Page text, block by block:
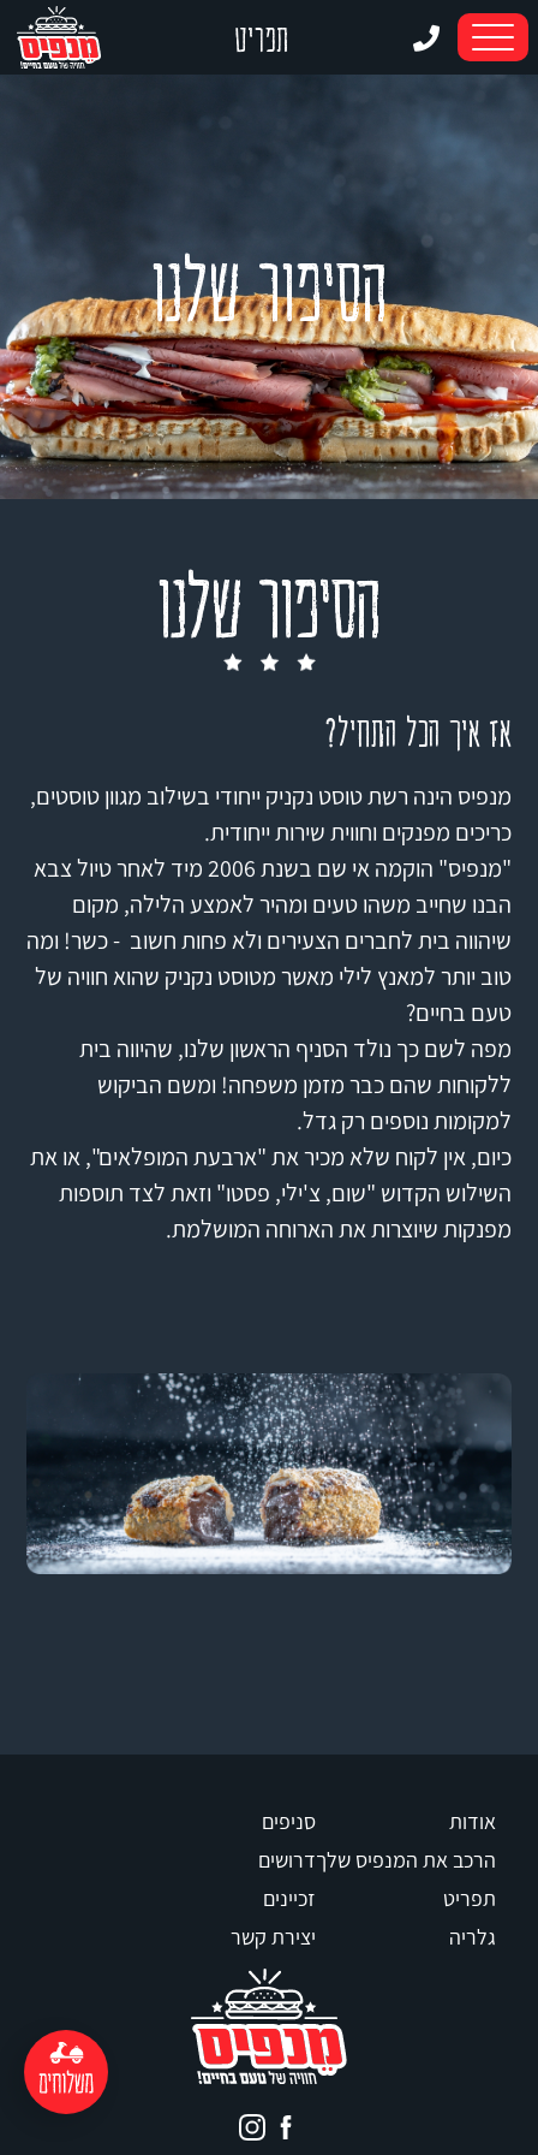
דלג לסרגל הניווט
דלג לתוכן
תפריט
הסיפור שלנו
הסיפור שלנו
אז איך הכל התחיל?
מנפיס הינה רשת טוסט נקניק ייחודי בשילוב מגוון טוסטים,
כריכים מפנקים וחווית שירות ייחודית.
"מנפיס" הוקמה אי שם בשנת 2006 מיד לאחר טיול צבא
הבנו שחייב משהו טעים ומהיר לאמצע הלילה, מקום
שיהווה בית לחברים הצעירים ולא פחות חשוב - כשר! ומה
טוב יותר למאנץ לילי מאשר מטוסט נקניק שהוא חוויה של
טעם בחיים?
מפה לשם כך נולד הסניף הראשון שלנו, שהיווה בית
ללקוחות שהם כבר מזמן משפחה! ומשם הביקוש
למקומות נוספים רק גדל.
כיום, אין לקוח שלא מכיר את "ארבעת המופלאים", או את
השילוש הקדוש "שום, צ'ילי, פסטו" וזאת לצד תוספות
מפנקות שיוצרות את הארוחה המושלמת.
אודות
הרכב את המנפיס שלך
תפריט
גלריה
סניפים
דרושים
זכיינים
יצירת קשר